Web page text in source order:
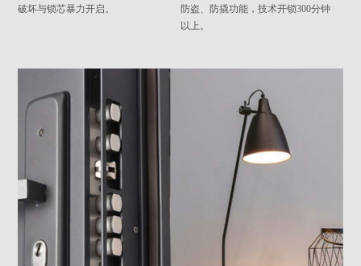
破坏与锁芯暴力开启。
防盗、防撬功能，技术开锁300分钟
以上。